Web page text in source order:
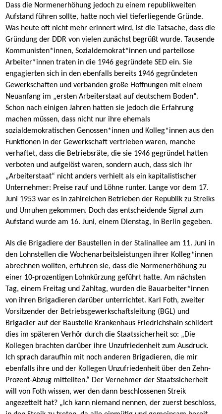
Dass die Normenerhöhung jedoch zu einem republikweiten
Aufstand führen sollte, hatte noch viel tieferliegende Gründe.
Was heute oft nicht mehr erinnert wird, ist die Tatsache, dass die
Gründung der DDR von vielen zunächst begrüßt wurde. Tausende
Kommunisten*innen, Sozialdemokrat*innen und parteilose
Arbeiter*innen traten in die 1946 gegründete SED ein. Sie
engagierten sich in den ebenfalls bereits 1946 gegründeten
Gewerkschaften und verbanden große Hoffnungen mit einem
Neuanfang im „ersten Arbeiterstaat auf deutschem Boden“.
Schon nach einigen Jahren hatten sie jedoch die Erfahrung
machen müssen, dass nicht nur ihre ehemals
sozialdemokratischen Genossen*innen und Kolleg*innen aus den
Funktionen in der Gewerkschaft vertrieben waren, manche
verhaftet, dass die Betriebsräte, die sie 1946 gegründet hatten
verboten und aufgelöst waren, sondern auch, dass sich ihr
„Arbeiterstaat“ nicht anders verhielt als ein kapitalistischer
Unternehmer: Preise rauf und Löhne runter. Lange vor dem 17.
Juni 1953 war es in zahlreichen Betrieben der Republik zu Streiks
und Unruhen gekommen. Doch das entscheidende Signal zum
Aufstand wurde am 16. Juni, einem Dienstag, in Berlin gegeben.
Als die Brigadiere der Baustellen in der Stalinallee am 11. Juni in
den Lohnstellen die Wochenarbeitsleistungen ihrer Kolleg*innen
abrechnen wollten, erfuhren sie, dass die Normenerhöhung zu
einer 10-prozentigen Lohnkürzung geführt hatte. Am nächsten
Tag, einem Freitag und Zahltag, wurden die Bauarbeiter*innen
von ihren Brigadieren darüber unterrichtet. Karl Foth, zweiter
Vorsitzender der Betriebsgewerkschaftsleitung (BGL) und
Brigadier auf der Baustelle Krankenhaus Friedrichshain schildert
dies im späteren Verhör durch die Staatssicherheit so: „Die
Kollegen brachten darüber ihre Unzufriedenheit zum Ausdruck.
Ich sprach daraufhin mit noch anderen Brigadieren, die mir
ebenfalls ihre und der Kollegen Unzufriedenheit über den Zehn-
Prozent-Abzug mitteilten.“ Der Vernehmer der Staatssicherheit
will von Foth wissen, wer den dann beschlossenen Streik
angezettelt hat? „Ich kann niemand nennen, der zuerst beschloss,